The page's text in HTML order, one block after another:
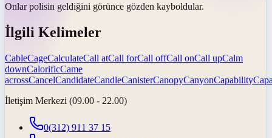
Onlar polisin geldiğini görünce gözden kayboldular.
İlgili Kelimeler
CableCageCalculateCall atCall forCall offCall onCall upCalm
downCalorificCame
acrossCancelCandidateCandleCanisterCanopyCanyonCapability
İletişim Merkezi (09.00 - 22.00)
0(312) 911 37 15